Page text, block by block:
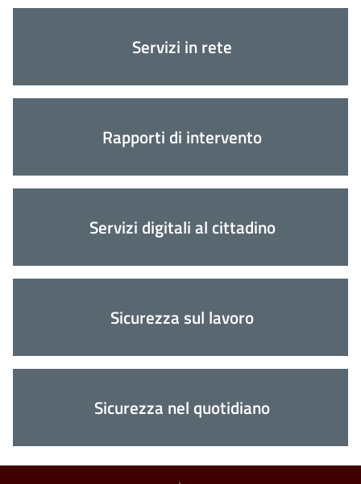
Servizi in rete
Rapporti di intervento
Servizi digitali al cittadino
Sicurezza sul lavoro
Sicurezza nel quotidiano